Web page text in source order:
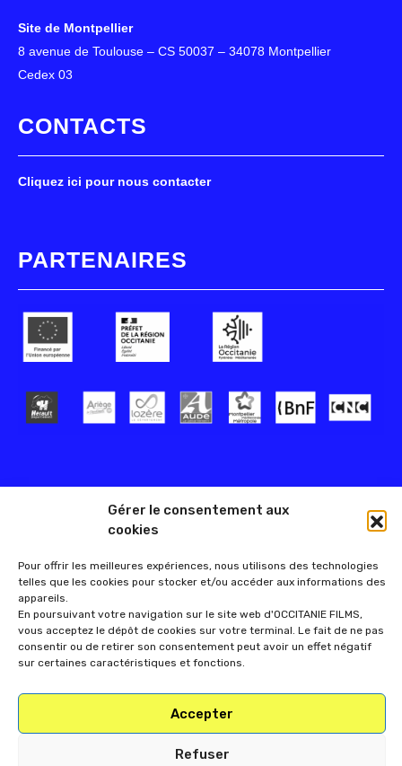
Gérer le consentement aux
cookies
Pour offrir les meilleures expériences, nous utilisons des technologies
telles que les cookies pour stocker et/ou accéder aux informations des
appareils.
En poursuivant votre navigation sur le site web d'OCCITANIE FILMS,
vous acceptez le dépôt de cookies sur votre terminal. Le fait de ne pas
consentir ou de retirer son consentement peut avoir un effet négatif
sur certaines caractéristiques et fonctions.
Accepter
Refuser
Site de Montpellier
8 avenue de Toulouse – CS 50037 – 34078 Montpellier
Cedex 03
CONTACTS
Cliquez ici pour nous contacter
PARTENAIRES